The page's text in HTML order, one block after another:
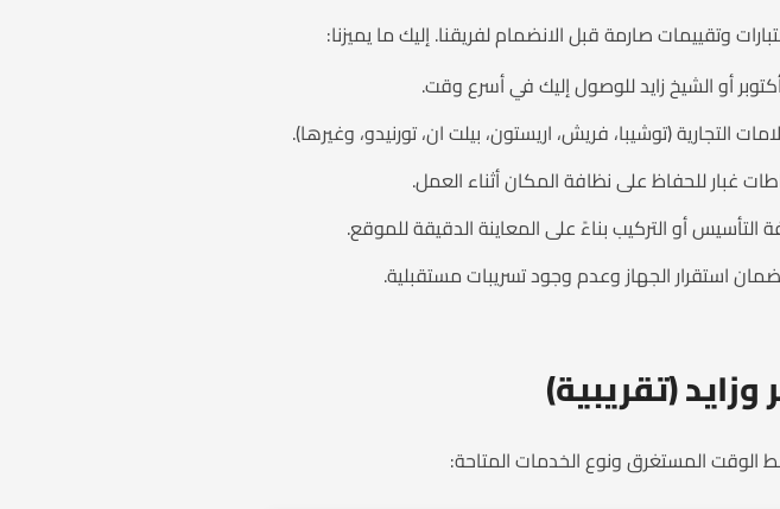
وتقييمات صارمة قبل الانضمام لفريقنا. إليك ما يميزنا:
التجارية (توشيبا، فريش، اريستون، بيلت ان، تورنيدو، وغيرها).
غبار للحفاظ على نظافة المكان أثناء العمل.
أو التركيب بناءً على المعاينة الدقيقة للموقع.
استقرار الجهاز وعدم وجود تسريبات مستقبلية.
(تقريبية)
الوقت المستغرق ونوع الخدمات المتاحة: